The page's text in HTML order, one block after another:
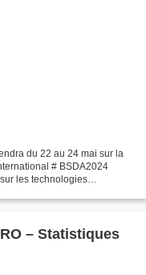
du 22 au 24 mai sur la
# BSDA2024
les technologies
– Statistiques